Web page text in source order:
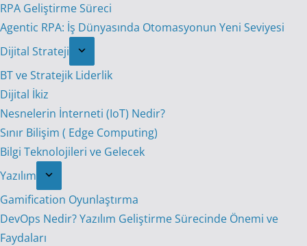
RPA Geliştirme Süreci
Agentic RPA: İş Dünyasında Otomasyonun Yeni Seviyesi
Dijital Strateji
BT ve Stratejik Liderlik
Dijital İkiz
Nesnelerin İnterneti (IoT) Nedir?
Sınır Bilişim ( Edge Computing)
Bilgi Teknolojileri ve Gelecek
Yazılım
Gamification Oyunlaştırma
DevOps Nedir? Yazılım Geliştirme Sürecinde Önemi ve
Faydaları